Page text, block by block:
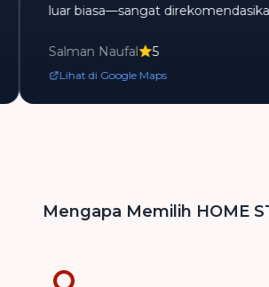
luar biasa—sangat
Salman Naufal
Lihat di Google Maps
Mengapa Memilih HOME